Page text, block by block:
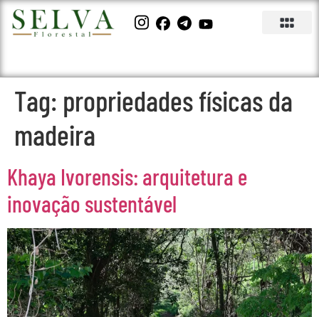
Tag: propriedades físicas da
madeira
Khaya Ivorensis: arquitetura e
inovação sustentável